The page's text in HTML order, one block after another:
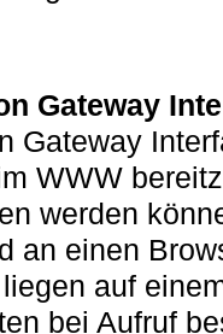
Gateway
Gateway
WWW
werden
an einen
auf
bei Aufruf